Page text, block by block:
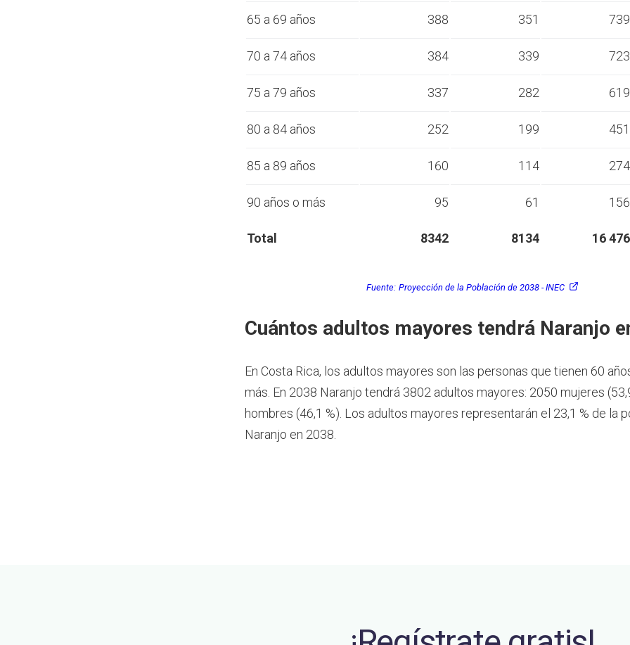
65 a 69 años 388 351 739
70 a 74 años 384 339 723
75 a 79 años 337 282 619
80 a 84 años 252 199 451
85 a 89 años 160 114 274
90 años o más 95 61 156
Total 8342 8134 16 476
Fuente: Proyección de la Población de 2038 - INEC
Cuántos adultos mayores tendrá Naranjo
En Costa Rica, los adultos mayores son las personas que tienen 60
más. En 2038 Naranjo tendrá 3802 adultos mayores: 2050 mujeres
hombres (46,1 %). Los adultos mayores representarán el 23,1 % de la
Naranjo en 2038.